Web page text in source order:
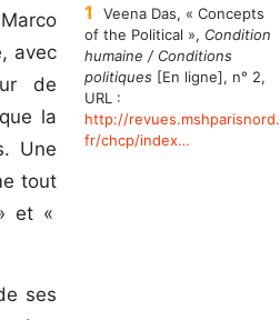
avec
de
la
Une
tout
et «
ses
1
Veena Das, « Concepts
of the Political », Condition
humaine / Conditions
politiques[En ligne], n° 2,
URL :
http://revues.mshparisnord.
fr/chcp/index…